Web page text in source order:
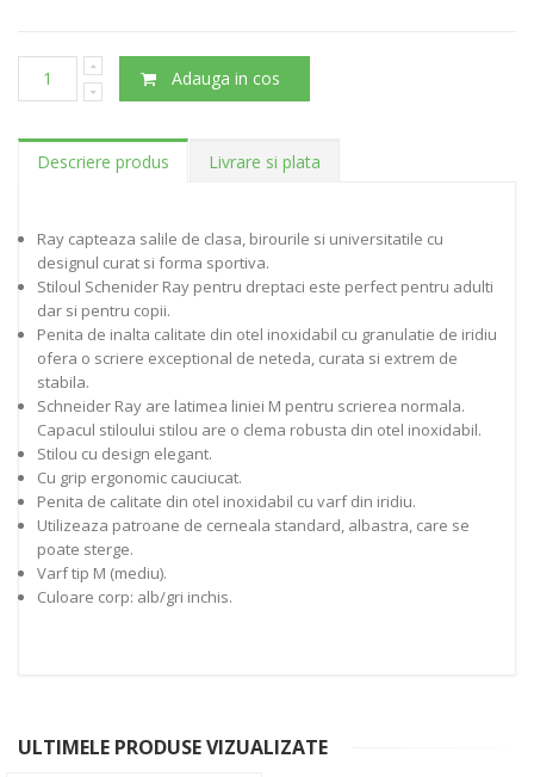
Adauga in cos
Descriere produs Livrare si plata
Ray capteaza salile de clasa, birourile si universitatile cu
designul curat si forma sportiva.
Stiloul Schenider Ray pentru dreptaci este perfect pentru adulti
dar si pentru copii.
Penita de inalta calitate din otel inoxidabil cu granulatie de iridiu
ofera o scriere exceptional de neteda, curata si extrem de
stabila.
Schneider Ray are latimea liniei M pentru scrierea normala.
Capacul stiloului stilou are o clema robusta din otel inoxidabil.
Stilou cu design elegant.
Cu grip ergonomic cauciucat.
Penita de calitate din otel inoxidabil cu varf din iridiu.
Utilizeaza patroane de cerneala standard, albastra, care se
poate sterge.
Varf tip M (mediu).
Culoare corp: alb/gri inchis.
ULTIMELE PRODUSE VIZUALIZATE